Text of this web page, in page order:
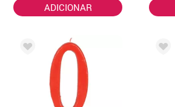
ADICIONAR